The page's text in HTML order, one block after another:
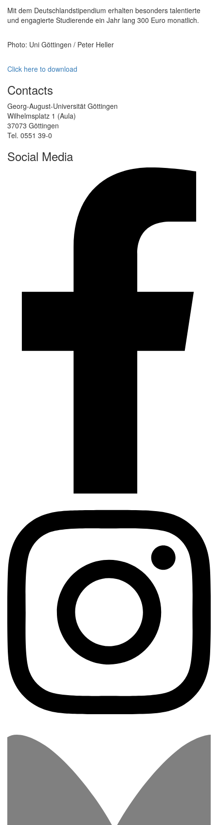
Mit dem Deutschlandstipendium erhalten besonders talentierte
und engagierte Studierende ein Jahr lang 300 Euro monatlich.
Photo: Uni Göttingen / Peter Heller
Click here to download
Contacts
Georg-August-Universität Göttingen
Wilhelmsplatz 1 (Aula)
37073 Göttingen
Tel. 0551 39-0
Social Media